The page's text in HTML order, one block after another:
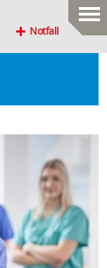
Notfall